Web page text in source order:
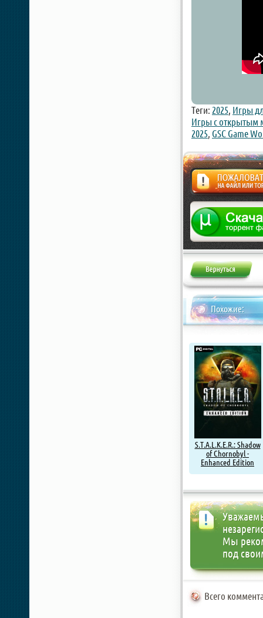
Теги: 2025, Игры
Игры с открытым
2025, GSC Game
Жалоба
Похожие:
S.T.A.L.K.E.R.: Shadow
of Chornobyl -
Enhanced Edition
Мы
под
Всего